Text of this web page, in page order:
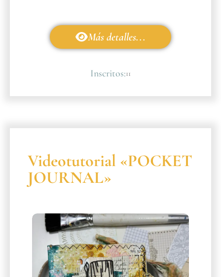
Más detalles...
Inscritos:11
Videotutorial «POCKET
JOURNAL»